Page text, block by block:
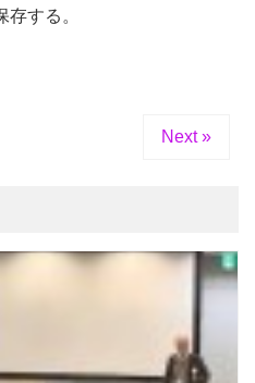
する。
Next »